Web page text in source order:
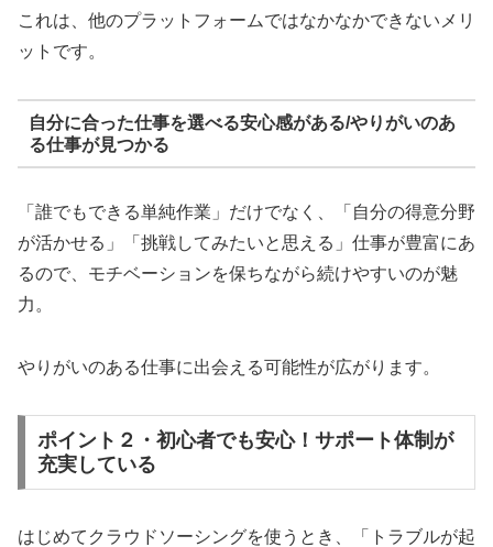
これは、他のプラットフォームではなかなかできないメリ
ットです。
自分に合った仕事を選べる安心感がある/やりがいのあ
る仕事が見つかる
「誰でもできる単純作業」だけでなく、「自分の得意分野
が活かせる」「挑戦してみたいと思える」仕事が豊富にあ
るので、モチベーションを保ちながら続けやすいのが魅
力。
やりがいのある仕事に出会える可能性が広がります。
ポイント２・初心者でも安心！サポート体制が
充実している
はじめてクラウドソーシングを使うとき、「トラブルが起